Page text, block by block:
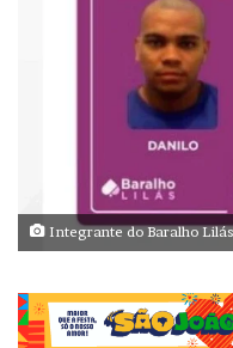
Integrante do Baralho